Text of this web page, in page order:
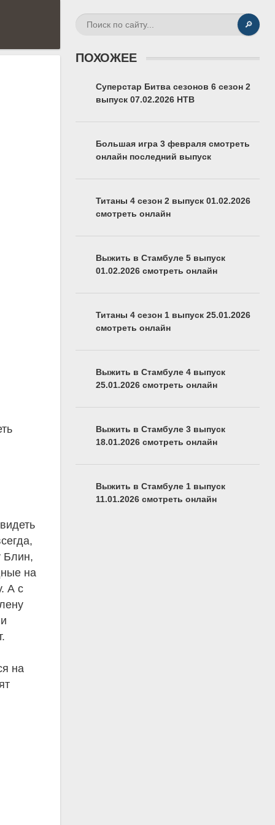
🔎
Блин,
на
А с
на
ПОХОЖЕЕ
Суперстар Битва сезонов 6 сезон 2
выпуск 07.02.2026 НТВ
Большая игра 3 февраля смотреть
онлайн последний выпуск
Титаны 4 сезон 2 выпуск 01.02.2026
смотреть онлайн
Выжить в Стамбуле 5 выпуск
01.02.2026 смотреть онлайн
Титаны 4 сезон 1 выпуск 25.01.2026
смотреть онлайн
Выжить в Стамбуле 4 выпуск
25.01.2026 смотреть онлайн
Выжить в Стамбуле 3 выпуск
18.01.2026 смотреть онлайн
Выжить в Стамбуле 1 выпуск
11.01.2026 смотреть онлайн